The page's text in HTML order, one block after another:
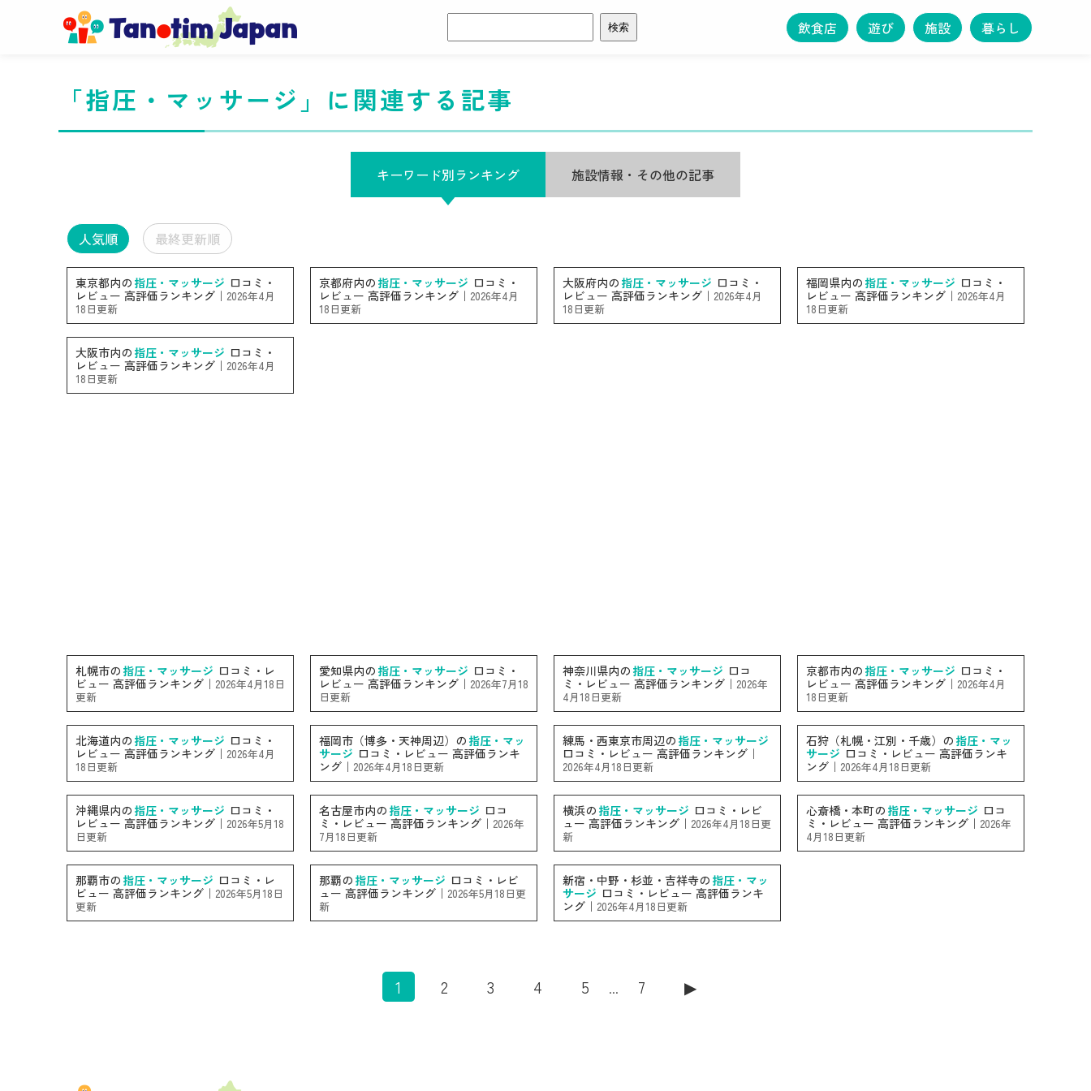
索:
飲食店 遊び 施設 暮らし
「指圧・マッサージ」に関連する記事
キーワード別ランキング 施設情報・その他の記事
人気順 最終更新順
東京都内の 指圧・マッサージ 口コミ・
レビュー 高評価ランキング｜ 2026年4月
18日更新
京都府内の 指圧・マッサージ 口コミ・
レビュー 高評価ランキング｜ 2026年4月
18日更新
大阪府内の 指圧・マッサージ 口コミ・
レビュー 高評価ランキング｜ 2026年4月
18日更新
福岡県内の 指圧・マッサージ 口コミ・
レビュー 高評価ランキング｜ 2026年4月
18日更新
大阪市内の 指圧・マッサージ 口コミ・
レビュー 高評価ランキング｜ 2026年4月
18日更新
札幌市の 指圧・マッサージ 口コミ・レ
ビュー 高評価ランキング｜ 2026年4月18日
更新
愛知県内の 指圧・マッサージ 口コミ・
レビュー 高評価ランキング｜ 2026年7月18
日更新
神奈川県内の 指圧・マッサージ 口コ
ミ・レビュー 高評価ランキング｜ 2026年
4月18日更新
京都市内の 指圧・マッサージ 口コミ・
レビュー 高評価ランキング｜ 2026年4月
18日更新
北海道内の 指圧・マッサージ 口コミ・
レビュー 高評価ランキング｜ 2026年4月
18日更新
福岡市（博多・天神周辺）の 指圧・マッ
サージ 口コミ・レビュー 高評価ランキ
ング｜ 2026年4月18日更新
練馬・西東京市周辺の 指圧・マッサージ
口コミ・レビュー 高評価ランキング｜
2026年4月18日更新
石狩（札幌・江別・千歳）の 指圧・マッ
サージ 口コミ・レビュー 高評価ランキ
ング｜ 2026年4月18日更新
沖縄県内の 指圧・マッサージ 口コミ・
レビュー 高評価ランキング｜ 2026年5月18
日更新
名古屋市内の 指圧・マッサージ 口コ
ミ・レビュー 高評価ランキング｜ 2026年
7月18日更新
横浜の 指圧・マッサージ 口コミ・レビ
ュー 高評価ランキング｜ 2026年4月18日更
新
心斎橋・本町の 指圧・マッサージ 口コ
ミ・レビュー 高評価ランキング｜ 2026年
4月18日更新
那覇市の 指圧・マッサージ 口コミ・レ
ビュー 高評価ランキング｜ 2026年5月18日
更新
那覇の 指圧・マッサージ 口コミ・レビ
ュー 高評価ランキング｜ 2026年5月18日更
新
新宿・中野・杉並・吉祥寺の 指圧・マッ
サージ 口コミ・レビュー 高評価ランキ
ング｜ 2026年4月18日更新
1 2 3 4 5 ... 7 ▶︎